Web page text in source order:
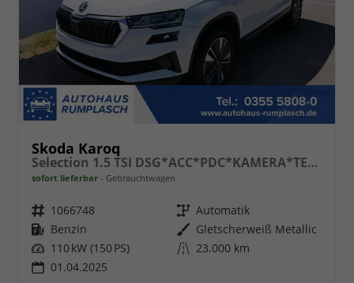
Skoda Karoq
Selection 1.5 TSI DSG*ACC*PDC*KAMERA*TEMPOMAT*LED*SMARTLINK*KLIMA*RADIO*17-ZOLL
sofort lieferbar Gebrauchtwagen
Fahrzeugnr. 1066748 Getriebe Automatik
Kraftstoff Benzin Außenfarbe Gletscherweiß Metallic
Leistung 110 kW (150 PS) Kilometerstand 23.000 km
01.04.2025